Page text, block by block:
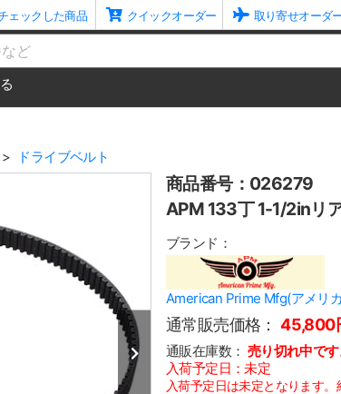
ェックした商品 クイックオーダー 取り寄せオーダ
ドライブベルト
商品番号：026279
APM 133丁 1-1/2inリ
ブランド：
American Prime Mfg(アメリ
通常販売価格： 45,800
通販在庫数： 売り切れ中です
入荷予定日：未定
入荷予定日は未定となります